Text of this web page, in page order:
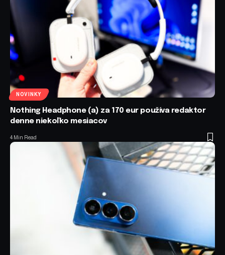
NOVINKY
Nothing Headphone (a) za 170 eur používa redaktor
denne niekoľko mesiacov
4 Min Read